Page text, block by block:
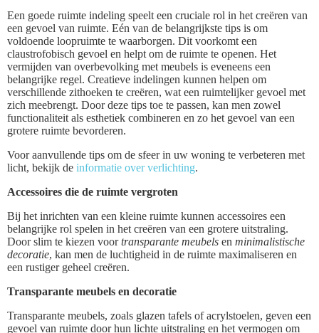
Een goede ruimte indeling speelt een cruciale rol in het creëren van
een gevoel van ruimte. Eén van de belangrijkste tips is om
voldoende loopruimte te waarborgen. Dit voorkomt een
claustrofobisch gevoel en helpt om de ruimte te openen. Het
vermijden van overbevolking met meubels is eveneens een
belangrijke regel. Creatieve indelingen kunnen helpen om
verschillende zithoeken te creëren, wat een ruimtelijker gevoel met
zich meebrengt. Door deze tips toe te passen, kan men zowel
functionaliteit als esthetiek combineren en zo het gevoel van een
grotere ruimte bevorderen.
Voor aanvullende tips om de sfeer in uw woning te verbeteren met
licht, bekijk de informatie over verlichting.
Accessoires die de ruimte vergroten
Bij het inrichten van een kleine ruimte kunnen accessoires een
belangrijke rol spelen in het creëren van een grotere uitstraling.
Door slim te kiezen voortransparante meubels en minimalistische
decoratie, kan men de luchtigheid in de ruimte maximaliseren en
een rustiger geheel creëren.
Transparante meubels en decoratie
Transparante meubels, zoals glazen tafels of acrylstoelen, geven een
gevoel van ruimte door hun lichte uitstraling en het vermogen om